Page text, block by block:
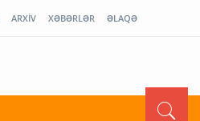
ARXİV XƏBƏRLƏR ƏLAQƏ